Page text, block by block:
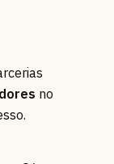
no